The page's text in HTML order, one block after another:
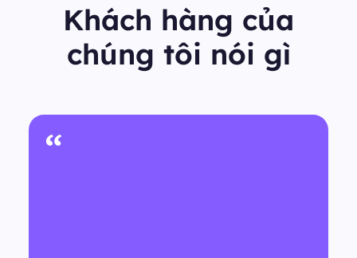
Khách hàng của
chúng tôi nói gì
“